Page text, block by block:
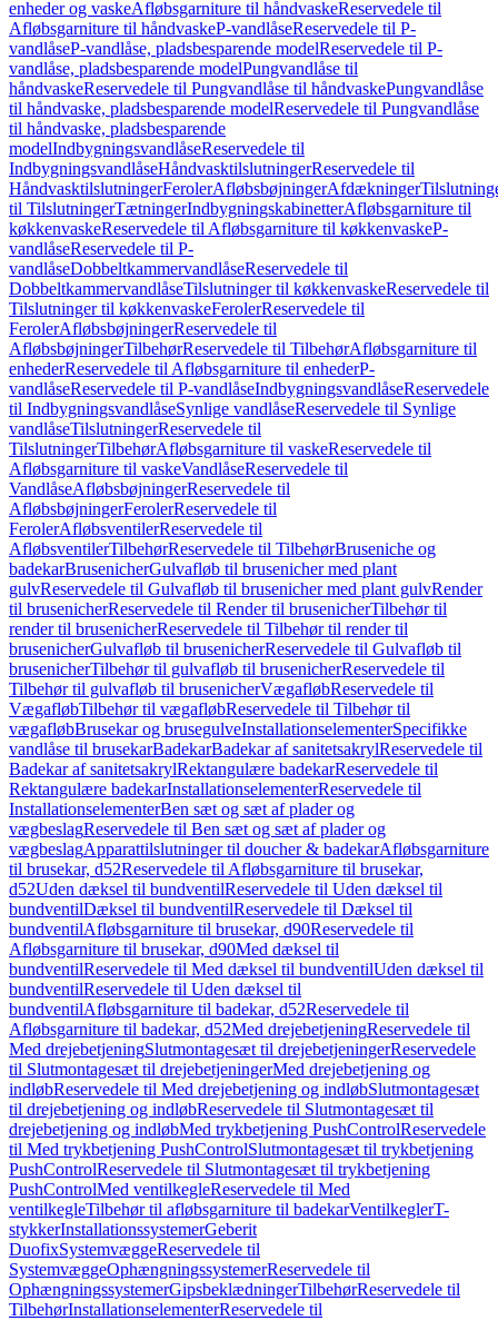
enheder og vaskeAfløbsgarniture til håndvaskeReservedele til
Afløbsgarniture til håndvaskeP-vandlåseReservedele til P-
vandlåseP-vandlåse, pladsbesparende modelReservedele til P-
vandlåse, pladsbesparende modelPungvandlåse til
håndvaskeReservedele til Pungvandlåse til håndvaskePungvandlåse
til håndvaske, pladsbesparende modelReservedele til Pungvandlåse
til håndvaske, pladsbesparende
modelIndbygningsvandlåseReservedele til
IndbygningsvandlåseHåndvasktilslutningerReservedele til
HåndvasktilslutningerFerolerAfløbsbøjningerAfdækninger
til TilslutningerTætningerIndbygningskabinetterAfløbsgarniture til
køkkenvaskeReservedele til Afløbsgarniture til køkkenvaskeP-
vandlåseReservedele til P-
vandlåseDobbeltkammervandlåseReservedele til
DobbeltkammervandlåseTilslutninger til køkkenvaskeReservedele til
Tilslutninger til køkkenvaskeFerolerReservedele til
FerolerAfløbsbøjningerReservedele til
AfløbsbøjningerTilbehørReservedele til TilbehørAfløbsgarniture til
enhederReservedele til Afløbsgarniture til enhederP-
vandlåseReservedele til P-vandlåseIndbygningsvandlåseReservedele
til IndbygningsvandlåseSynlige vandlåseReservedele til Synlige
vandlåseTilslutningerReservedele til
TilslutningerTilbehørAfløbsgarniture til vaskeReservedele til
Afløbsgarniture til vaskeVandlåseReservedele til
VandlåseAfløbsbøjningerReservedele til
AfløbsbøjningerFerolerReservedele til
FerolerAfløbsventilerReservedele til
AfløbsventilerTilbehørReservedele til TilbehørBruseniche og
badekarBrusenicherGulvafløb til brusenicher med plant
gulvReservedele til Gulvafløb til brusenicher med plant gulvRender
til brusenicherReservedele til Render til brusenicherTilbehør til
render til brusenicherReservedele til Tilbehør til render til
brusenicherGulvafløb til brusenicherReservedele til Gulvafløb til
brusenicherTilbehør til gulvafløb til brusenicherReservedele til
Tilbehør til gulvafløb til brusenicherVægafløbReservedele til
VægafløbTilbehør til vægafløbReservedele til Tilbehør til
vægafløbBrusekar og brusegulveInstallationselementerSpecifikke
vandlåse til brusekarBadekarBadekar af sanitetsakrylReservedele til
Badekar af sanitetsakrylRektangulære badekarReservedele til
Rektangulære badekarInstallationselementerReservedele til
InstallationselementerBen sæt og sæt af plader og
vægbeslagReservedele til Ben sæt og sæt af plader og
vægbeslagApparattilslutninger til doucher & badekarAfløbsgarniture
til brusekar, d52Reservedele til Afløbsgarniture til brusekar,
d52Uden dæksel til bundventilReservedele til Uden dæksel til
bundventilDæksel til bundventilReservedele til Dæksel til
bundventilAfløbsgarniture til brusekar, d90Reservedele til
Afløbsgarniture til brusekar, d90Med dæksel til
bundventilReservedele til Med dæksel til bundventilUden dæksel til
bundventilReservedele til Uden dæksel til
bundventilAfløbsgarniture til badekar, d52Reservedele til
Afløbsgarniture til badekar, d52Med drejebetjeningReservedele til
Med drejebetjeningSlutmontagesæt til drejebetjeningerReservedele
til Slutmontagesæt til drejebetjeningerMed drejebetjening og
indløbReservedele til Med drejebetjening og indløbSlutmontagesæt
til drejebetjening og indløbReservedele til Slutmontagesæt til
drejebetjening og indløbMed trykbetjening PushControlReservedele
til Med trykbetjening PushControlSlutmontagesæt til trykbetjening
PushControlReservedele til Slutmontagesæt til trykbetjening
PushControlMed ventilkegleReservedele til Med
ventilkegleTilbehør til afløbsgarniture til badekarVentilkeglerT-
stykkerInstallationssystemerGeberit
DuofixSystemvæggeReservedele til
SystemvæggeOphængningssystemerReservedele til
OphængningssystemerGipsbeklædningerTilbehørReservedele til
TilbehørInstallationselementerReservedele til